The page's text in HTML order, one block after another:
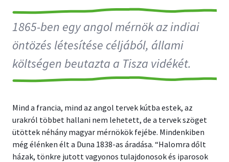
1865-ben egy angol mérnök az indiai
öntözés létesítése céljából, állami
költségen beutazta a Tisza vidékét.
Mind a francia, mind az angol tervek kútba estek, az
urakról többet hallani nem lehetett, de a tervek szöget
ütöttek néhány magyar mérnökök fejébe. Mindenkiben
még élénken élt a Duna 1838-as áradása. “Halomra dőlt
házak, tönkre jutott vagyonos tulajdonosok és iparosok